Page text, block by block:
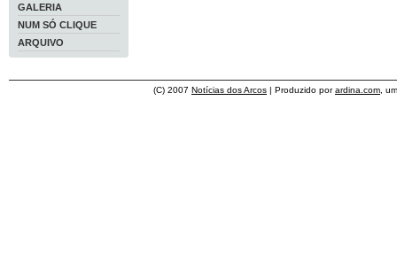
GALERIA
NUM SÓ CLIQUE
ARQUIVO
(C) 2007 Notícias dos Arcos | Produzido porardina.com ,